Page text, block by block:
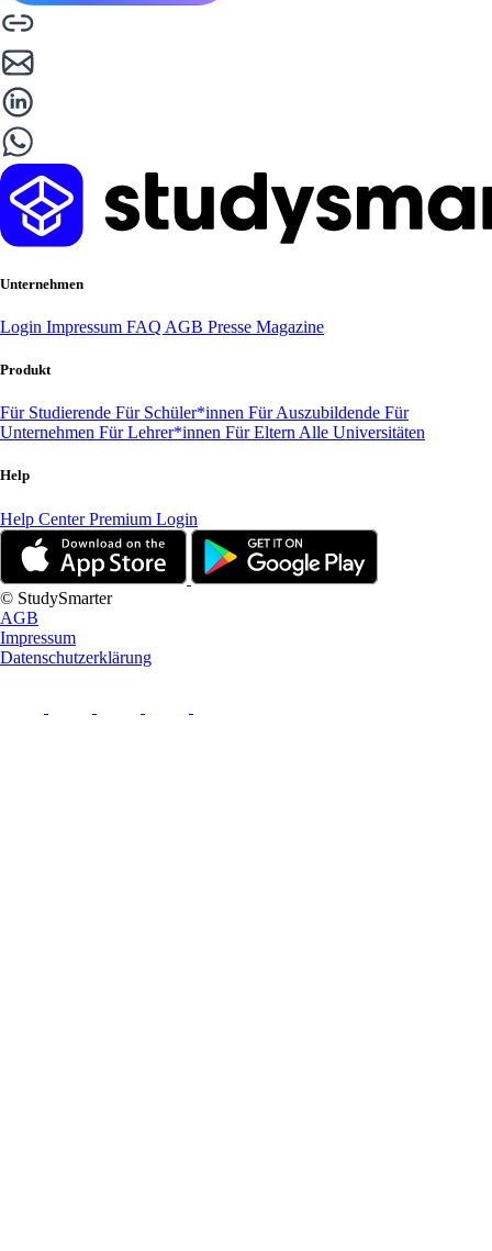
Unternehmen
Login Impressum FAQ AGB Presse Magazine
Produkt
Für Studierende Für Schüler*innen Für Auszubildende Für
Unternehmen Für Lehrer*innen Für Eltern Alle Universitäten
Help
Help CenterPremium Login
© StudySmarter
AGB
Impressum
Datenschutzerklärung